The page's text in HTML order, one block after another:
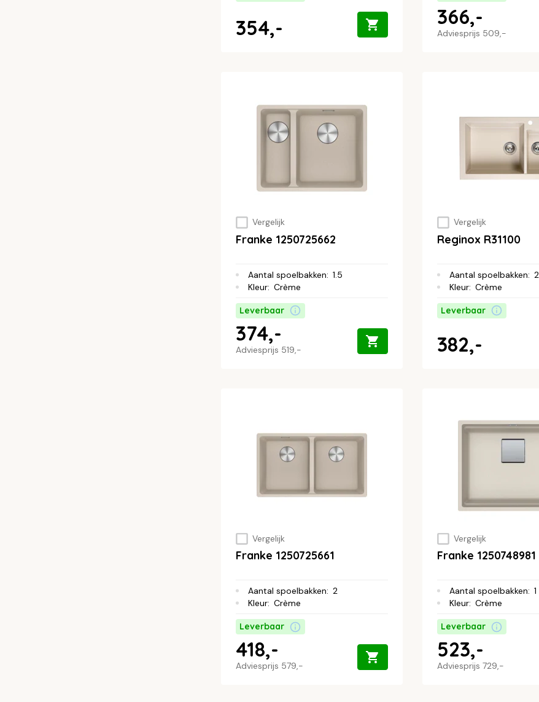
354,- Adviesprijs 509,-
366,-
Vergelijk
Franke 1250725662
Aantal spoelbakken: 1.5
Kleur: Crème
Leverbaar
Adviesprijs 519,-
374,-
Vergelijk
Reginox R31100
Aantal spoelbakken: 2
Kleur: Crème
Leverbaar
382,-
Vergelijk
Franke 1250725661
Aantal spoelbakken: 2
Kleur: Crème
Leverbaar
Adviesprijs 579,-
418,-
Vergelijk
Franke 1250748981
Aantal spoelbakken: 1
Kleur: Crème
Leverbaar
Adviesprijs 729,-
523,-